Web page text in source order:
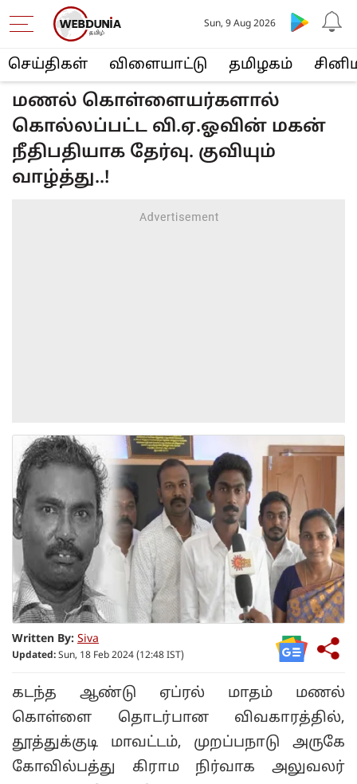
செய்திகள் விளையா‌ட்டு த‌மிழக‌ம்
Sun, 9 Aug 2026
மணல் கொள்ளையர்களால்
கொல்லப்பட்ட வி.ஏ.ஓவின் மகன்
நீதிபதியாக தேர்வு. குவியும்
வாழ்த்து..!
Written By: Siva
Updated: Sun, 18 Feb 2024 (12:48 IST)
கடந்த ஆண்டு ஏப்ரல் மாதம் மணல்
கொள்ளை தொடர்பான விவகாரத்தில்,
தூத்துக்குடி மாவட்டம், முறப்பநாடு அருகே
கோவில்பத்து கிராம நிர்வாக அலுவலர்